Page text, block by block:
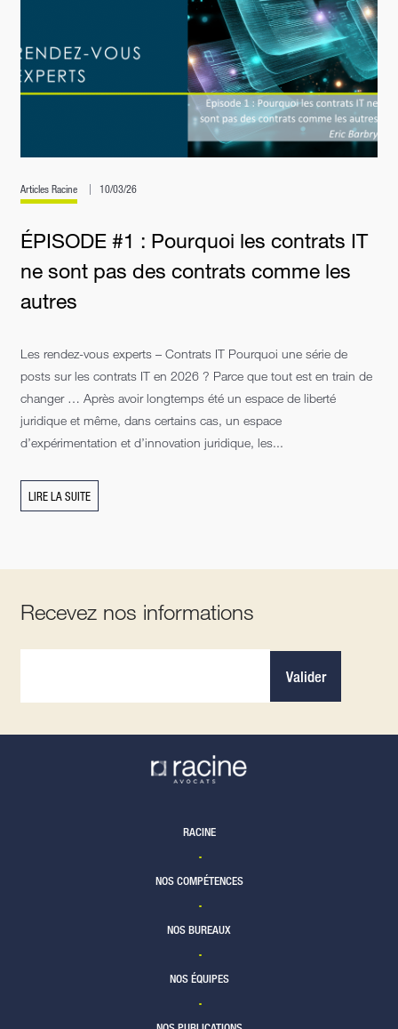
Articles Racine 10/03/26
ÉPISODE #1 : Pourquoi les contrats IT
ne sont pas des contrats comme les
autres
Les rendez-vous experts – Contrats IT Pourquoi une série de
posts sur les contrats IT en 2026 ? Parce que tout est en train de
changer … Après avoir longtemps été un espace de liberté
juridique et même, dans certains cas, un espace
d’expérimentation et d’innovation juridique, les...
LIRE LA SUITE
Recevez nos informations
Valider
RACINE
NOS COMPÉTENCES
NOS BUREAUX
NOS ÉQUIPES